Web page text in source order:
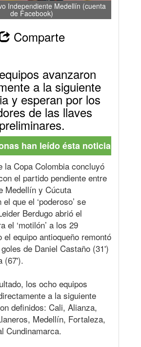
Independiente Medellín (cuenta
de Facebook)
Comparte
avanzaron
a la siguiente
y esperan por los
de las llaves
preliminares.
han leído ésta noticia
la Copa Colombia concluyó
el partido pendiente entre
Medellín y Cúcuta
que el ‘poderoso’ se
Berdugo abrió el
el ‘motilón’ a los 29
el equipo antioqueño remontó
de Daniel Castaño (31')
(67').
los ocho equipos
a la siguiente
definidos: Cali, Alianza,
Medellín, Fortaleza,
Cundinamarca.